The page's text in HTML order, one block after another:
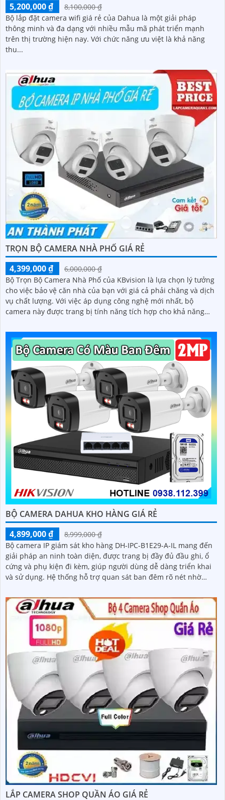
5,200,000 ₫
8,100,000 ₫
Bộ lắp đặt camera wifi giá rẻ của Dahua là một giải pháp
thông minh và đa dạng với nhiều mẫu mã phát triển mạnh
trên thị trường hiện nay. Với chức năng ưu việt là khả năng
thu...
TRỌN BỘ CAMERA NHÀ PHỐ GIÁ RẺ
4,399,000 ₫
6,000,000 ₫
Bộ Trọn Bộ Camera Nhà Phố của KBvision là lựa chọn lý tưởng
cho việc bảo vệ căn nhà của bạn với giá cả phải chăng và dịch
vụ chất lượng. Với việc áp dụng công nghệ mới nhất, bộ
camera này được trang bị tính năng tích hợp cho khả năng
BỘ CAMERA DAHUA KHO HÀNG GIÁ RẺ
4,899,000 ₫
8,999,000 ₫
Bộ camera IP giám sát kho hàng DH-IPC-B1E29-A-IL mang đến
giải pháp an ninh toàn diện, được trang bị đầy đủ đầu ghi, ổ
cứng và phụ kiện đi kèm, giúp người dùng dễ dàng triển khai
và sử dụng. Hệ thống hỗ trợ quan sát ban đêm rõ nét nhờ
khả năng phát hiện chuyển động thông minh, giúp đảm bảo
an toàn tuyệt đối cho khu vực kho hàng
LẮP CAMERA SHOP QUẦN ÁO GIÁ RẺ